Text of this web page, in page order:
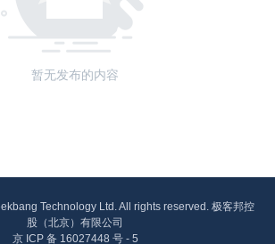
暂无发布的内容
Technology Ltd. All rights reserved. 极客邦控
股（北京）有限公司
京 ICP 备 16027448 号 - 5